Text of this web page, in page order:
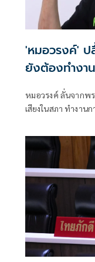
'หมอวรงค์' ป
ยังต้องทำงา
หมอวรงค์ ลั่นจากพ
เสียงในสภา ทำงาน